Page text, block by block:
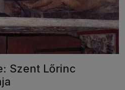
Szent Lőrinc